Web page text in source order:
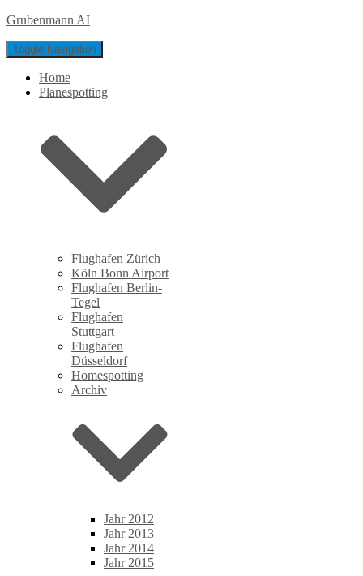
Grubenmann AI
Toggle Navigation
Home
Planespotting
Flughafen Zürich
Köln Bonn Airport
Flughafen Berlin-
Tegel
Flughafen
Stuttgart
Flughafen
Düsseldorf
Homespotting
Archiv
Jahr 2012
Jahr 2013
Jahr 2014
Jahr 2015